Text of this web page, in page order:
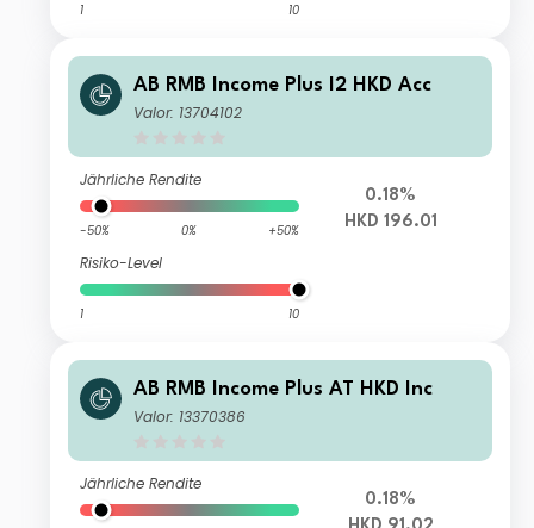
1 10
AB RMB Income Plus I2 HKD Acc
Valor: 13704102
Jährliche Rendite
-50% 0% +50%
Risiko-Level
1 10
0.18%
HKD 196.01
AB RMB Income Plus AT HKD Inc
Valor: 13370386
Jährliche Rendite
0.18%